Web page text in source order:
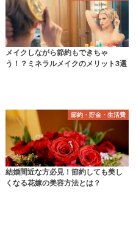
メイクしながら節約もできちゃ
う！？ミネラルメイクのメリット3選
節約・貯金・生活費
結婚間近な方必見！節約しても美し
くなる花嫁の美容方法とは？